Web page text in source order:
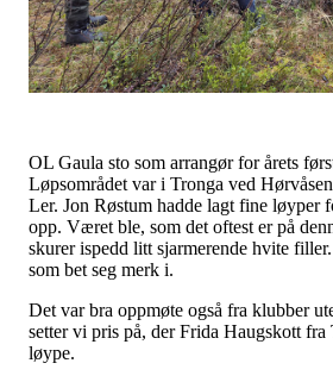
OL Gaula sto som arrangør for årets
Løpsområdet var i Tronga ved
Ler. Jon Røstum hadde lagt fine løyper
opp. Været ble, som det oftest er på
skurer ispedd litt sjarmerende hvite
som bet seg merk i.
Det var bra oppmøte også fra klubber
setter vi pris på, der Frida Haugskott
løype.